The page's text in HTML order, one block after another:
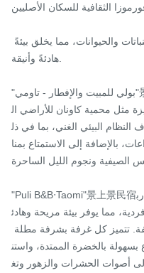
الثقافية للسكان الأصليين.
هادئةً وأنيقة.
"بولي للمبيت والإفطار - تاومي"景上景民宿تقع المزرعة في هذه الجنة ال
مثل محمية كاونان للأراضي ال
البيئي الغني، بما في ذل
بالإضافة إلى الاستمتاع بمنا
الصيفية ونجوم الليل الساحرة.
"Puli B&B‧Taomi"景上景民宿توفر المزرعة أجنحة تتسع لشخصين أو أرب
مما يوفر بيئة مريحة وهادئ
بالخضرة الممتدة، واستن
إلى أصوات الحشرات والزهور وتغ